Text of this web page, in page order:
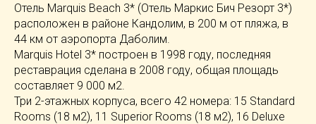
Отель Marquis Beach 3* (Отель Маркис Бич Резорт 3*)
расположен в районе Кандолим, в 200 м от пляжа, в
44 км от аэропорта Даболим.
Marquis Hotel 3* построен в 1998 году, последняя
реставрация сделана в 2008 году, общая площадь
составляет 9 000 м2.
Три 2-этажных корпуса, всего 42 номера: 15 Standard
Rooms (18 м2), 11 Superior Rooms (18 м2), 16 Deluxe